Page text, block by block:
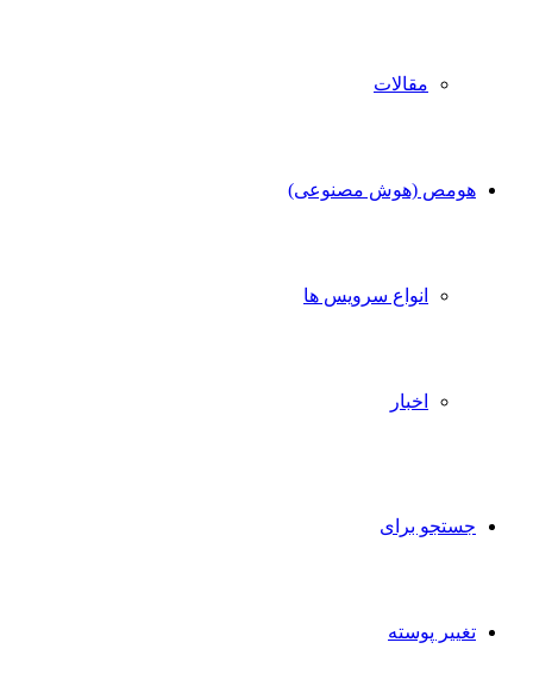
مقالات
هومص (هوش مصنوعی)
انواع سرویس ها
اخبار
جستجو برای
تغییر پوسته